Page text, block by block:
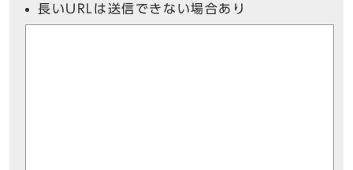
長いURLは送信できない場合あり